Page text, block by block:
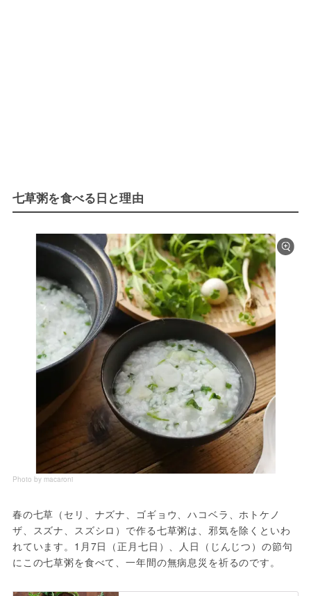
七草粥を食べる日と理由
Photo by macaroni
春の七草（セリ、ナズナ、ゴギョウ、ハコベラ、ホトケノ
ザ、スズナ、スズシロ）で作る七草粥は、邪気を除くといわ
れています。1月7日（正月七日）、人日（じんじつ）の節句
にこの七草粥を食べて、一年間の無病息災を祈るのです。